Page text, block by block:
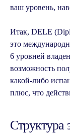
ваш уровень,
Итак, DELE
это
6 уровней
возможность
какой-либо
плюс, что
Структура